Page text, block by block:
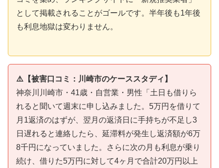
として掲載されることがゴールです。半年後も1年後
も利息地獄は変わりません。
⚠️【被害口コミ：川崎市のケーススタディ】
神奈川川崎市・41歳・自営業・男性「土日も借りら
れると聞いて週末に申し込みました。5万円を借りて
月1返済のはずが、翌月の返済日に手持ちが不足し3
日遅れると連絡したら、延滞料が発生し返済額が6万
8千円になっていました。さらに次の月も利息が乗り
続け、借りた5万円に対して4ヶ月で合計20万円以上